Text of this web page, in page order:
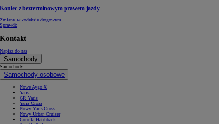
Koniec z bezterminowym prawem jazdy
Zmiany w kodeksie drogowym
Sprawdź
Kontakt
Napisz do nas
Samochody
Samochody
Samochody osobowe
Nowe Aygo X
Yaris
GR Yaris
Yaris Cross
Nowy Yaris Cross
Nowy Urban Cruiser
Corolla Hatchback